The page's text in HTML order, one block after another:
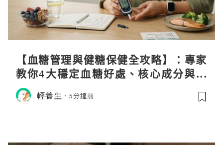
【血糖管理與健糖保健全攻略】：專家
教你4大穩定血糖好處、核心成分與日
常調養秘訣
輕養生 5分鐘前